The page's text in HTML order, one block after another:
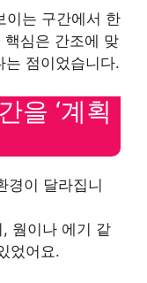
이는 구간에서 한
핵심은 간조에 맞
는 점이었습니다.
을 ‘계획
경이 달라집니
웜이나 에기 같
었어요.